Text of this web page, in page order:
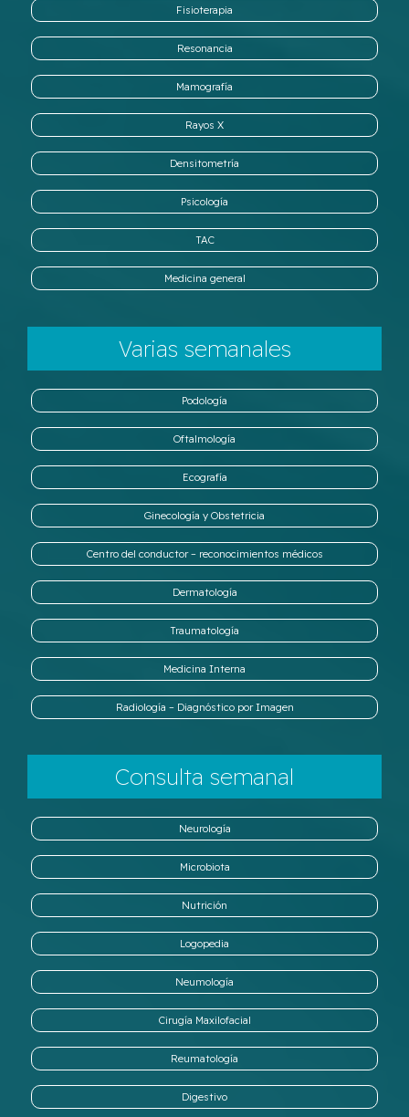
Fisioterapia
Resonancia
Mamografía
Rayos X
Densitometría
Psicología
TAC
Medicina general
Varias semanales
Podología
Oftalmología
Ecografía
Ginecología y Obstetricia
Centro del conductor – reconocimientos médicos
Dermatología
Traumatología
Medicina Interna
Radiología – Diagnóstico por Imagen
Consulta semanal
Neurología
Microbiota
Nutrición
Logopedia
Neumología
Cirugía Maxilofacial
Reumatología
Digestivo